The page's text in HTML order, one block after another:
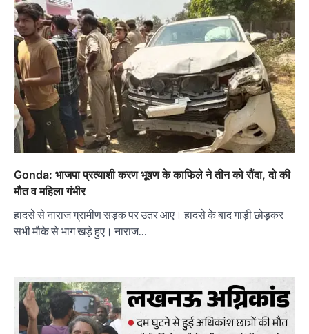
Gonda: भाजपा प्रत्याशी करण भूषण के काफिले ने तीन को रौंदा, दो की
मौत व महिला गंभीर
हादसे से नाराज ग्रामीण सड़क पर उतर आए। हादसे के बाद गाड़ी छोड़कर
सभी मौके से भाग खड़े हुए। नाराज…